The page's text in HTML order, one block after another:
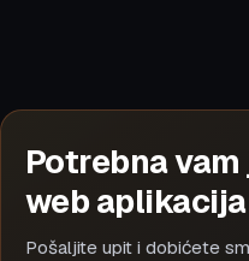
Potrebna
web
Pošaljite upit i dobićete